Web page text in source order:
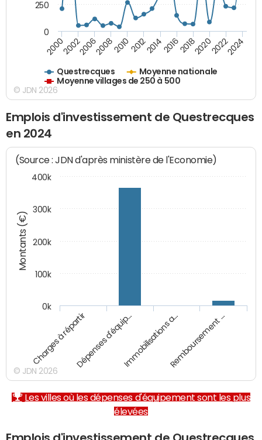
Questrecques
Moyenne nationale
Moyenne villages de 250 à 500
200020022006200820102012201420162018202020222024
0
250
© JDN 2026
Emplois d'investissement de Questrecques
en 2024
Montants (€)
(Source : JDN d'après ministère de l'Economie)
Charges à répartirDépenses d'équip…Immobilisations a…Remboursement …
0k
100k
200k
300k
400k
© JDN 2026
Les villes où les dépenses d'équipement sont les plus
élevées
Emplois d'investissement de Questrecques